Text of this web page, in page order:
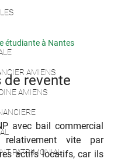
AMIENS
AMIENS
PATRIMONIAL
étudiante à Nantes
de revente
avec bail commercial
relativement vite par
actifs locatifs, car ils